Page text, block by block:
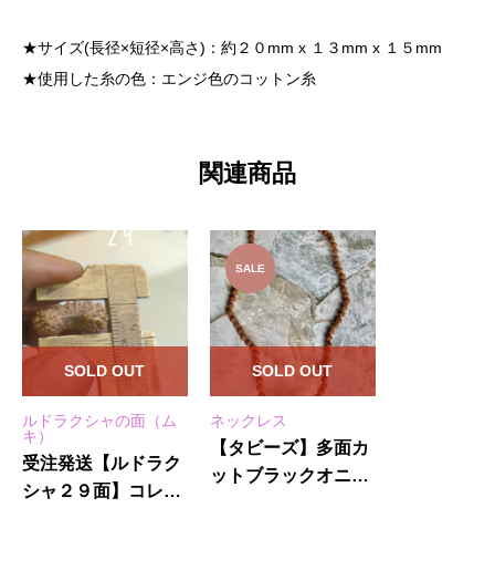
★サイズ(長径×短径×高さ)：約２０mm x １３mm x １５mm
★使用した糸の色：エンジ色のコットン糸
関連商品
ルドラクシャの面（ム
キ）
受注発送【ルドラク
シャ２９面】コレク
SOLD OUT
ネックレス
【タビーズ】多面カ
ットブラックオニキ
SALE
SOLD OUT